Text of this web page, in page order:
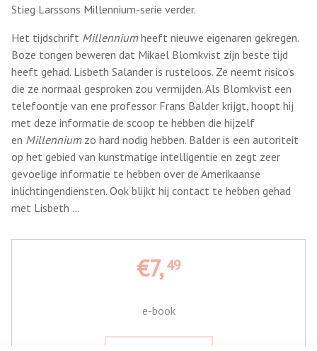
Stieg Larssons Millennium-serie verder.
Het tijdschrift Millenniumheeft nieuwe eigenaren gekregen.
Boze tongen beweren dat Mikael Blomkvist zijn beste tijd
heeft gehad. Lisbeth Salander is rusteloos. Ze neemt risico’s
die ze normaal gesproken zou vermijden. Als Blomkvist een
telefoontje van ene professor Frans Balder krijgt, hoopt hij
met deze informatie de scoop te hebben die hijzelf
en Millenniumzo hard nodig hebben. Balder is een autoriteit
op het gebied van kunstmatige intelligentie en zegt zeer
gevoelige informatie te hebben over de Amerikaanse
inlichtingendiensten. Ook blijkt hij contact te hebben gehad
met Lisbeth …
€7,49
e-book